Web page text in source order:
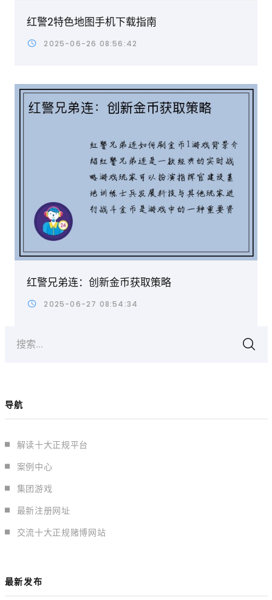
红警2特色地图手机下载指南
2025-06-26 08:56:42
红警兄弟连：创新金币获取策略
2025-06-27 08:54:34
搜索...
导航
解读十大正规平台
案例中心
集团游戏
最新注册网址
交流十大正规赌博网站
最新发布